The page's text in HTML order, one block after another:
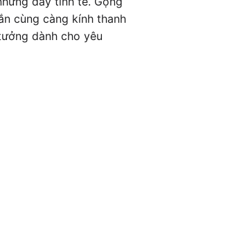
cùng càng kính thanh
dành cho yêu